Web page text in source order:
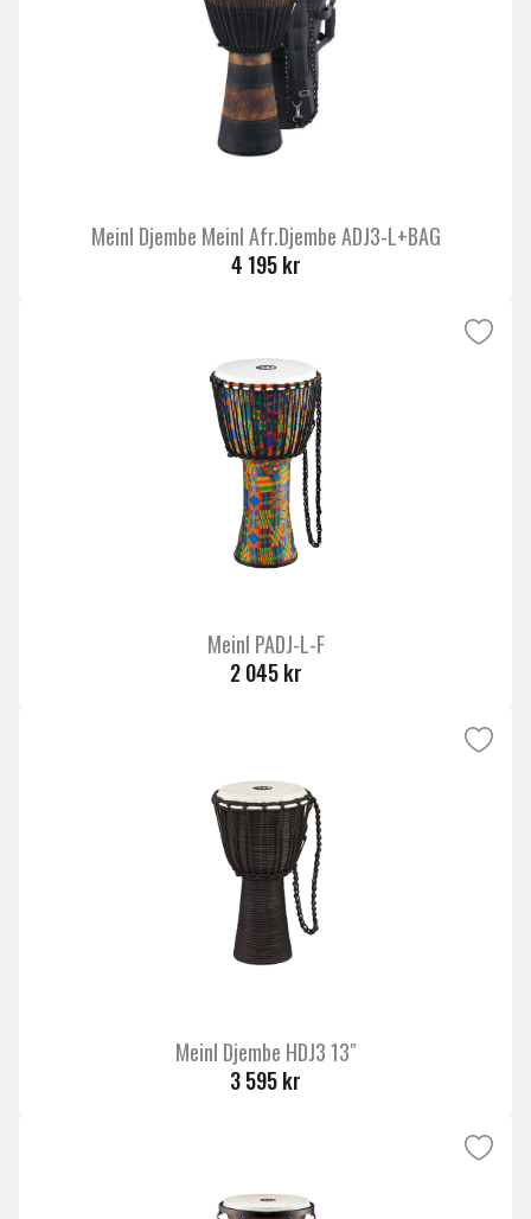
Meinl Djembe Meinl Afr.Djembe ADJ3-L+BAG
4 195 kr
Meinl PADJ-L-F
2 045 kr
Meinl Djembe HDJ3 13″
3 595 kr